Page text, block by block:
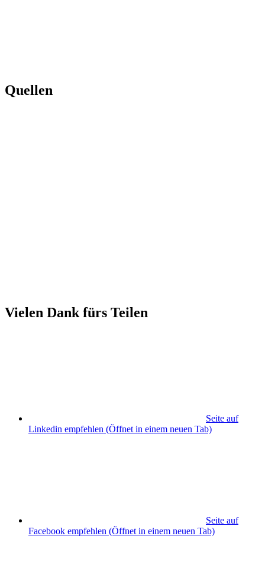
Quellen
Vielen Dank fürs Teilen
Seite auf
Linkedin empfehlen (Öffnet in einem neuen Tab)
Seite auf
Facebook empfehlen (Öffnet in einem neuen Tab)